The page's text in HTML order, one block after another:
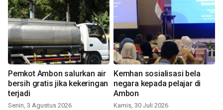
Pemkot Ambon salurkan air
bersih gratis jika kekeringan
terjadi
Senin, 3 Agustus 2026
Kemhan sosialisasi bela
negara kepada pelajar di
Ambon
Kamis, 30 Juli 2026